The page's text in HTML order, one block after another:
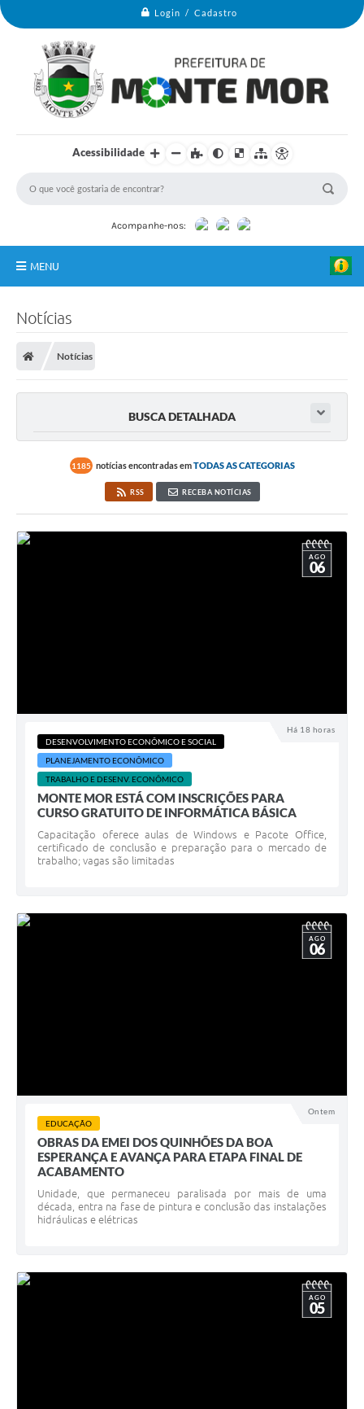
Login / Cadastro
Acessibilidade
Acompanhe-nos:
MENU
Diário Oficial
Arquivos para Download
Links
Telefones Úteis
Notícias
Notícias
BUSCA DETALHADA
1185 notícias encontradas emTODAS AS CATEGORIAS
RSS RECEBA NOTÍCIAS
Há 18 horas
AGO
06
DESENVOLVIMENTO ECONÔMICO E SOCIAL
PLANEJAMENTO ECONÔMICO
TRABALHO E DESENV. ECONÔMICO
MONTE MOR ESTÁ COM INSCRIÇÕES PARA
CURSO GRATUITO DE INFORMÁTICA BÁSICA
Capacitação oferece aulas de Windows e Pacote Office,
certificado de conclusão e preparação para o mercado de
trabalho; vagas são limitadas
Ontem
AGO
06
EDUCAÇÃO
OBRAS DA EMEI DOS QUINHÕES DA BOA
ESPERANÇA E AVANÇA PARA ETAPA FINAL DE
ACABAMENTO
Unidade, que permaneceu paralisada por mais de uma
década, entra na fase de pintura e conclusão das instalações
hidráulicas e elétricas
AGO
05